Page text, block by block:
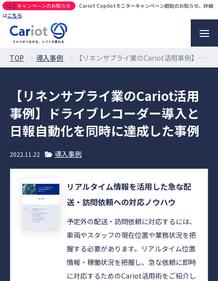
キャンペーンのお知らせ
Cariot Copilotモニターキャンペーン開始のお知らせ。詳細
はこちら
TOP 導入事例 【リネンサプライ業のCariot活用事例】ドライブレコーダー導入と日報自動化を同時に達成した事例
【リネンサプライ業のCariot活用
事例】ドライブレコーダー導入と
日報自動化を同時に達成した事例
2022.11.22 導入事例
リアルタイム情報を活用した急な配
送・訪問依頼への対応ノウハウ
予定外の配送・訪問依頼に対応するには、
車両やスタッフの現在位置や業務状況を把
握する必要があります。リアルタイム位置
情報・稼働状況を把握し、急な依頼に即時
に対応するためのCariot活用術をご紹介し